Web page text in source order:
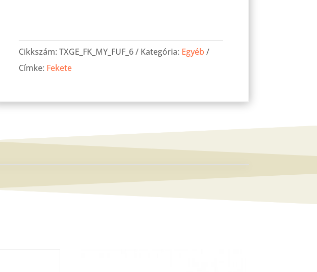
üvegasztal
130-
as
Maya
újság
Cikkszám: TXGE_FK_MY_FUF_6 Kategória: Egyéb
Címke: Fekete